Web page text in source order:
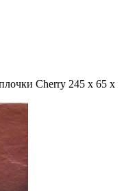
Cherry 245 x 65 x